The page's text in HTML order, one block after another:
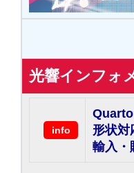
光響インフォ
info
形状対
輸入・